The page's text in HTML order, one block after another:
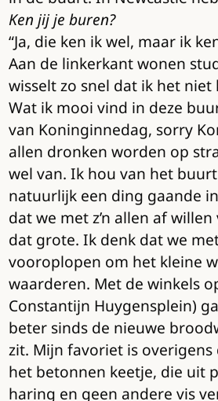
Ken jij je buren?
“Ja, die ken ik wel, maar ik
Aan de linkerkant wonen
wisselt zo snel dat ik het
Wat ik mooi vind in deze
van Koninginnedag, sorry
allen dronken worden op
wel van. Ik hou van het
natuurlijk een ding gaande
dat we met z’n allen af
dat grote. Ik denk dat we
vooroplopen om het kleine
waarderen. Met de winkels
Constantijn Huygensplein)
beter sinds de nieuwe
zit. Mijn favoriet is
het betonnen keetje, die uit
haring en geen andere vis